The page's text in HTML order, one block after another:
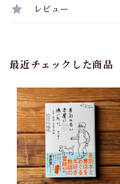
レビュー
最近チェックした商品